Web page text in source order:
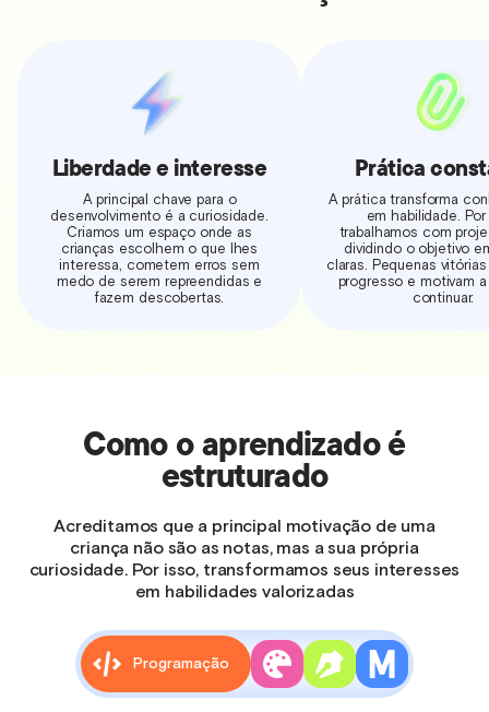
Liberdade e interesse
A principal chave para o
desenvolvimento é a curiosidade.
Criamos um espaço onde as
crianças escolhem o que lhes
interessa, cometem erros sem
medo de serem repreendidas e
fazem descobertas.
Prática
A prática transforma
em habilidade.
trabalhamos com
dividindo o objetivo
claras. Pequenas
progresso e motivam
continuar.
Como o aprendizado é
estruturado
Acreditamos que a principal motivação de uma
criança não são as notas, mas a sua própria
curiosidade. Por isso, transformamos seus interesses
em habilidades valorizadas
Programação